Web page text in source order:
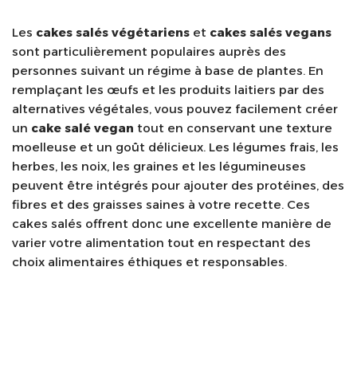
Les cakes salés végétariens et cakes salés vegans
sont particulièrement populaires auprès des
personnes suivant un régime à base de plantes. En
remplaçant les œufs et les produits laitiers par des
alternatives végétales, vous pouvez facilement créer
un cake salé vegan tout en conservant une texture
moelleuse et un goût délicieux. Les légumes frais, les
herbes, les noix, les graines et les légumineuses
peuvent être intégrés pour ajouter des protéines, des
fibres et des graisses saines à votre recette. Ces
cakes salés offrent donc une excellente manière de
varier votre alimentation tout en respectant des
choix alimentaires éthiques et responsables.